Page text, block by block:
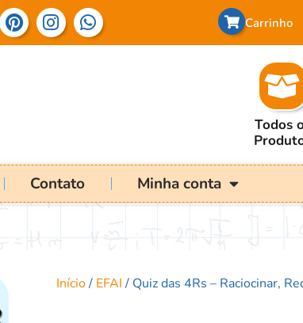
Carrinho
Todos
Contato Minha conta
Início/ EFAI / Quiz das 4Rs – Raciocinar,